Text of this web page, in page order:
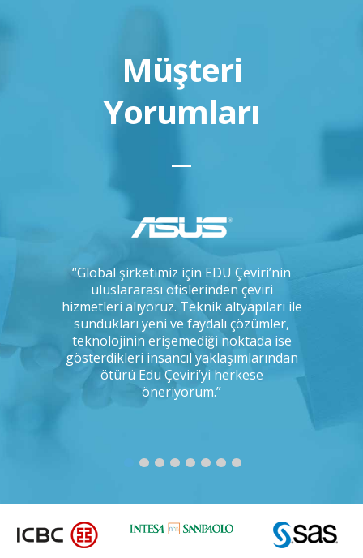
Müşteri
Yorumları
titiz
kim
“Global şirketimiz için EDU Çeviri’nin
uluslararası ofislerinden çeviri
hizmetleri alıyoruz. Teknik altyapıları ile
sundukları yeni ve faydalı çözümler,
teknolojinin erişemediği noktada ise
gösterdikleri insancıl yaklaşımlarından
ötürü Edu Çeviri’yi herkese
öneriyorum.”
“IKEA